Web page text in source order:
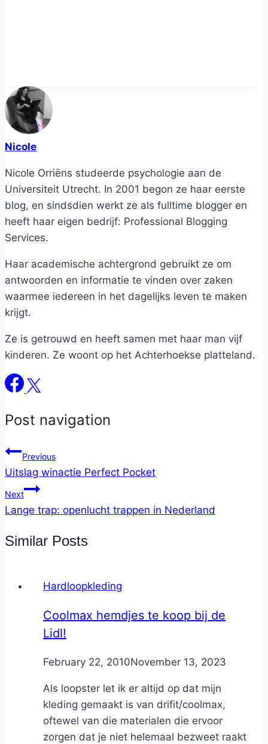
Nicole
Nicole Orriëns studeerde psychologie aan de
Universiteit Utrecht. In 2001 begon ze haar eerste
blog, en sindsdien werkt ze als fulltime blogger en
heeft haar eigen bedrijf: Professional Blogging
Services.
Haar academische achtergrond gebruikt ze om
antwoorden en informatie te vinden over zaken
waarmee iedereen in het dagelijks leven te maken
krijgt.
Ze is getrouwd en heeft samen met haar man vijf
kinderen. Ze woont op het Achterhoekse platteland.
Post navigation
Previous
Uitslag winactie Perfect Pocket
Next
Lange trap: openlucht trappen in Nederland
Similar Posts
Hardloopkleding
Coolmax hemdjes te koop bij de
Lidl!
ByNicole
February 22, 2010November 13, 2023
Als loopster let ik er altijd op dat mijn
kleding gemaakt is van drifit/coolmax,
oftewel van die materialen die ervoor
zorgen dat je niet helemaal bezweet raakt